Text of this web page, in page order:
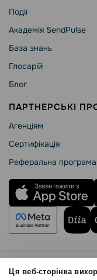
Ця веб-сторінка
Події
Академія SendPulse
База знань
Глосарій
Блог
ПАРТНЕРСЬКІ
Агенціям
Сертифікація
Реферальна програма
Правила